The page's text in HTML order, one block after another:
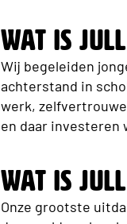
Wat is
Wij begeleiden
achterstand in
werk,
en daar investeren
Wat is
Onze grootste